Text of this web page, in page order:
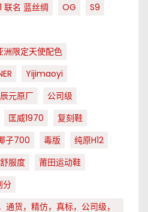
联名 蓝丝绸 OG
S9
限定天使配色
Yijimaoyi
元原厂
公司级
匡威1970
复刻鞋
子700 毒版
纯原H12
舒服度
莆田运动鞋
分
货，精仿，真标，公司级，